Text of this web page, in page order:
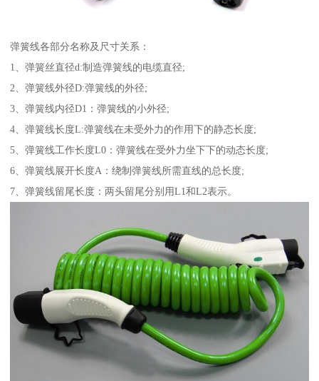
弹簧线各部分名称及尺寸关系：
1、弹簧丝直径d:制造弹簧线的电缆直径;
2、弹簧线外径D:弹簧线的外径;
3、弹簧线内径D1：弹簧线的小外径;
4、弹簧线长度L:弹簧线在未受外力的作用下的静态长度;
5、弹簧线工作长度L0：弹簧线在受外力坐下下的动态长度;
6、弹簧线展开长度A：绕制弹簧线所需直线的总长度;
7、弹簧线留尾长度：两头留尾分别用L1和L2表示。